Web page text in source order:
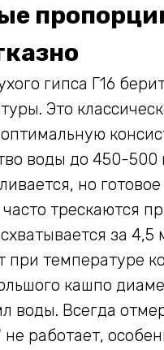
гипса Г16
Это
воды до 450-
но
трескаются
схватывается за
при температуре
кашпо
воды. Всегда
не работает,